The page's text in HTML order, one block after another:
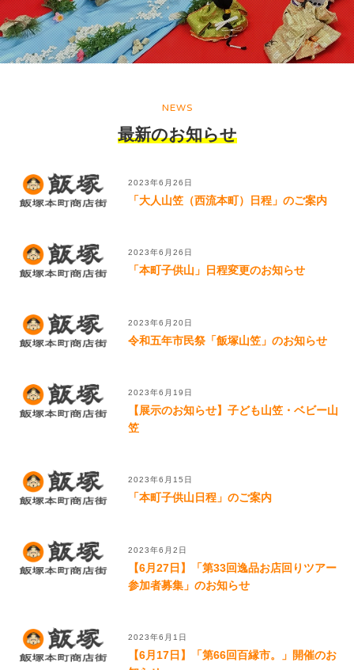
NEWS
最新のお知らせ
2023年6月26日
「大人山笠（西流本町）日程」のご案内
2023年6月26日
「本町子供山」日程変更のお知らせ
2023年6月20日
令和五年市民祭「飯塚山笠」のお知らせ
2023年6月19日
【展示のお知らせ】子ども山笠・ベビー山
笠
2023年6月15日
「本町子供山日程」のご案内
2023年6月2日
【6月27日】「第33回逸品お店回りツアー
参加者募集」のお知らせ
2023年6月1日
【6月17日】「第66回百縁市。」開催のお